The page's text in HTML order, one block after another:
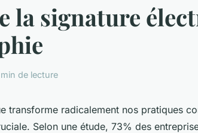
la signature
de lecture
transforme radicalement nos pratiques
Selon une étude, 73% des